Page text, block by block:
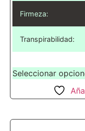
Colchón
150×200
comodidad
ideal para
amplitud y
Cubre
Firmeza:
Transpirabilidad:
Seleccionar